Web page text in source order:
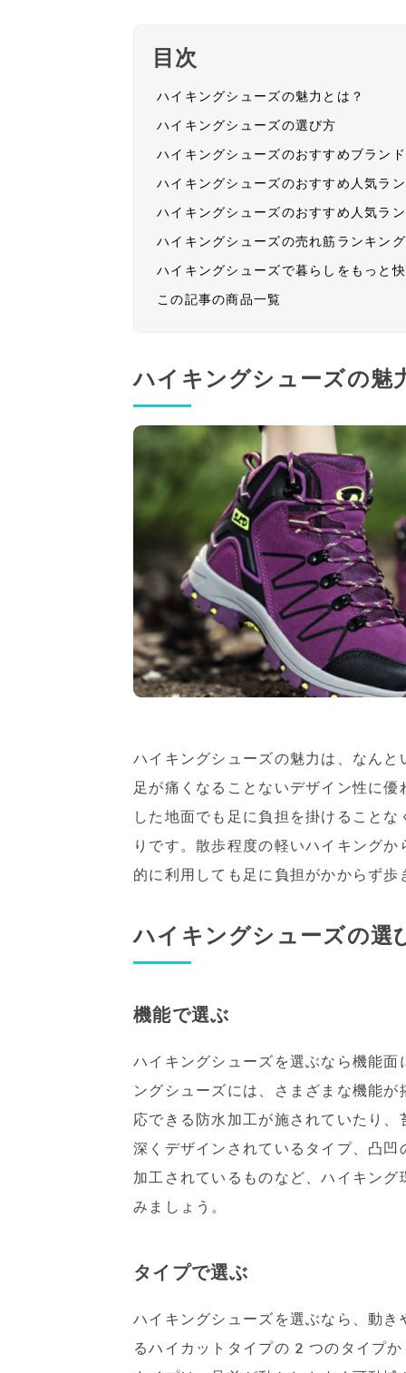
目次
ハイキングシューズの魅力とは？
ハイキングシューズの選び方
ハイキングシューズのおすすめブラン
ハイキングシューズのおすすめ人気ラ
ハイキングシューズのおすすめ人気ラ
ハイキングシューズの売れ筋ランキン
ハイキングシューズで暮らしをもっと
この記事の商品一覧
ハイキングシューズの魅
ハイキングシューズの魅力は、なん
足が痛くなることないデザイン性に
した地面でも足に負担を掛けること
りです。散歩程度の軽いハイキング
的に利用しても足に負担がかからず
ハイキングシューズの選
機能で選ぶ
ハイキングシューズを選ぶなら機能
ングシューズには、さまざまな機能
応できる防水加工が施されていたり
深くデザインされているタイプ、凸
加工されているものなど、ハイキン
みましょう。
タイプで選ぶ
ハイキングシューズを選ぶなら、動
るハイカットタイプの2つのタイプ